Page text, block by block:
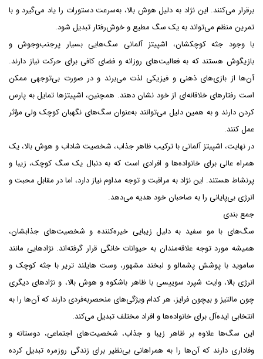
برقرار می‌کنند. این نژاد به دلیل هوش بالا، به‌سرعت دستورات را یاد می‌گیرد و با
تمرین منظم می‌تواند به یک سگ مطیع و خوش‌رفتار تبدیل شود.
با وجود جثه کوچکشان، اشپیتز آلمانی سگ‌هایی بسیار پرجنب‌وجوش و
بازیگوش هستند که به فعالیت‌های روزانه و فضای کافی برای حرکت نیاز دارند.
آن‌ها از بازی‌های ذهنی و فیزیکی لذت می‌برند و در صورت بی‌توجهی ممکن
است رفتارهای خلاقانه‌ای از خود نشان دهند. همچنین، اشپیتزها تمایل به پارس
کردن دارند و به همین دلیل می‌توانند به‌عنوان سگ‌های نگهبان کوچک ولی مؤثر
عمل کنند.
در نهایت، اشپیتز آلمانی با ترکیب ظاهر جذاب، شخصیت شاداب و هوش بالا، یک
همراه عالی برای خانواده‌ها و افرادی است که به دنبال یک سگ کوچک، زیبا و
پرنشاط هستند. این نژاد به مراقبت و توجه مداوم نیاز دارد، اما در مقابل محبت و
انرژی بی‌پایانی را به صاحبان خود هدیه می‌دهد.
جمع بندی
سگ‌های با مو سفید به دلیل زیبایی خیره‌کننده و شخصیت‌های جذابشان،
همیشه مورد توجه علاقه‌مندان به حیوانات خانگی قرار گرفته‌اند. نژادهایی مانند
ساموید با پوشش پشمالو و لبخند مشهور، وست هایلند تریر با جثه کوچک و
انرژی بالا، وایت شپرد سوییسی با ظاهر باشکوه و هوش بالا، و نژادهای دیگری
چون مالتیز و بیچون فرایز، هر کدام ویژگی‌های منحصربه‌فردی دارند که آن‌ها را به
انتخابی ایده‌آل برای خانواده‌ها و افراد مختلف تبدیل می‌کند.
این سگ‌ها علاوه بر ظاهر زیبا و جذاب، شخصیت‌های اجتماعی، دوستانه و
وفاداری دارند که آن‌ها را به همراهانی بی‌نظیر برای زندگی روزمره تبدیل کرده